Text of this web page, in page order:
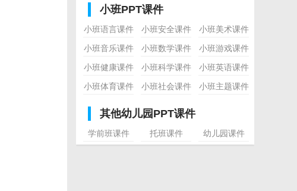
小班PPT课件
小班语言课件 小班安全课件
小班美术课件
小班音乐课件
小班数学课件
小班游戏课件
小班健康课件
小班科学课件
小班英语课件
小班体育课件
小班社会课件 小班主题课件
其他幼儿园PPT课件
学前班课件 托班课件 幼儿园课件